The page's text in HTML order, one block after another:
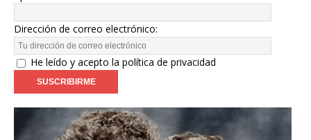
Dirección de correo electrónico:
He leído y acepto la política de privacidad